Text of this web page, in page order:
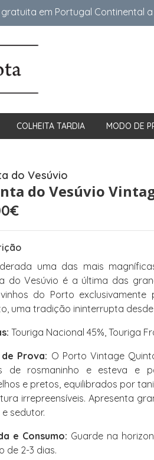
em Portugal Continental
COLHEITA TARDIA MODO DE
do Vesúvio
do Vesúvio
uma das mais
do Vesúvio é a última das
do Porto
uma tradição ininterrupta
Touriga Nacional 45%, Touriga
Prova: O Porto Vintage
de rosmaninho e esteva e
e pretos, equilibrados por
irrepreensíveis. Apresenta
sedutor.
e Consumo: Guarde na
de 2-3 dias.